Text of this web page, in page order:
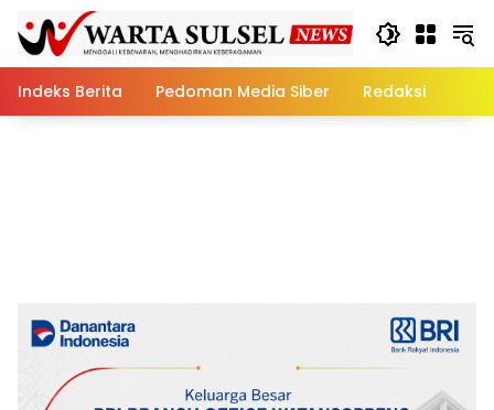
content
Indeks Berita
Pedoman Media Siber Redaksi